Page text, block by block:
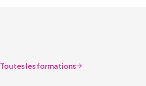
Toutes les formations